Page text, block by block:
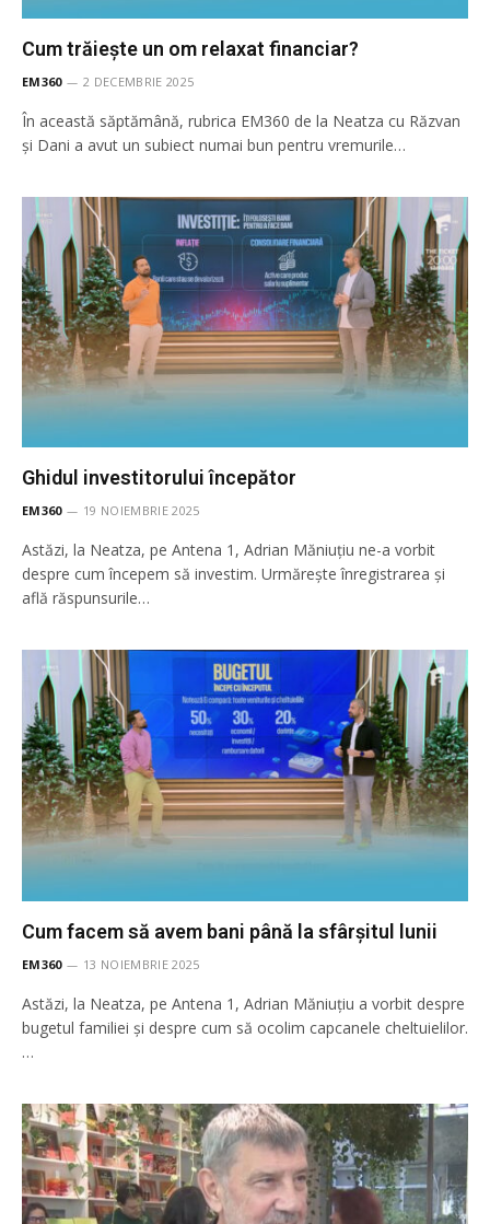
Cum trăiește un om relaxat financiar?
EM360 2 DECEMBRIE 2025
În această săptămână, rubrica EM360 de la Neatza cu Răzvan
și Dani a avut un subiect numai bun pentru vremurile…
Ghidul investitorului începător
EM360 19 NOIEMBRIE 2025
Astăzi, la Neatza, pe Antena 1, Adrian Măniuțiu ne-a vorbit
despre cum începem să investim. Urmărește înregistrarea și
află răspunsurile…
Cum facem să avem bani până la sfârșitul lunii
EM360 13 NOIEMBRIE 2025
Astăzi, la Neatza, pe Antena 1, Adrian Măniuțiu a vorbit despre
bugetul familiei și despre cum să ocolim capcanele cheltuielilor.
…